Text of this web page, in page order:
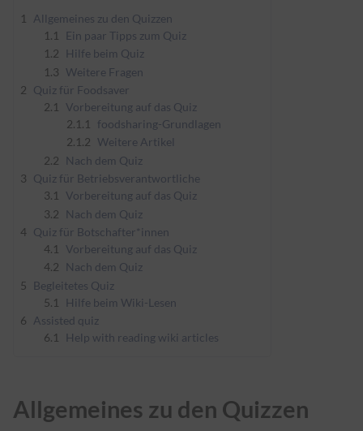
1
Allgemeines zu den Quizzen
1.1
Ein paar Tipps zum Quiz
1.2
Hilfe beim Quiz
1.3 Weitere Fragen
2 Quiz für Foodsaver
2.1
Vorbereitung auf das Quiz
2.1.1
foodsharing-Grundlagen
2.1.2 Weitere Artikel
2.2
Nach dem Quiz
3 Quiz für Betriebsverantwortliche
3.1
Vorbereitung auf das Quiz
3.2
Nach dem Quiz
4 Quiz für Botschafter*innen
4.1
Vorbereitung auf das Quiz
4.2
Nach dem Quiz
5
Begleitetes Quiz
5.1
Hilfe beim Wiki-Lesen
6 Assisted quiz
6.1
Help with reading wiki articles
Allgemeines zu den Quizzen